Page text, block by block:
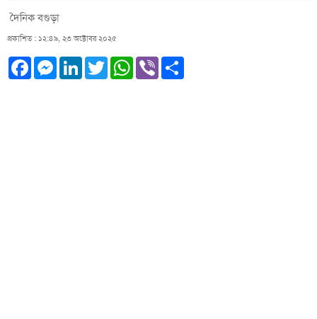
দৈনিক বগুড়া
প্রকাশিত : ১২:৪৯, ২৩ অক্টোবর ২০২৫
FacebookMessenger
LinkedInTwitterWhatsApp
Viber